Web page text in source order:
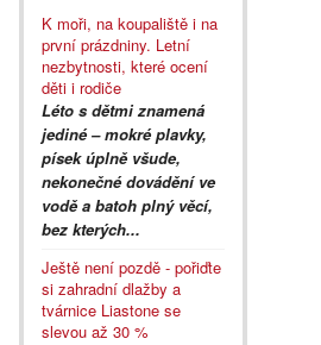
K moři, na koupaliště i na
první prázdniny. Letní
nezbytnosti, které ocení
děti i rodiče
Léto s dětmi znamená
jediné – mokré plavky,
písek úplně všude,
nekonečné dovádění ve
vodě a batoh plný věcí,
bez kterých...
Ještě není pozdě - pořiďte
si zahradní dlažby a
tvárnice Liastone se
slevou až 30 %